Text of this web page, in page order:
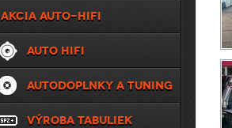
AKCIA AUTO-HIFI
AUTO HIFI
AUTODOPLNKY A TUNING
VÝROBA TABULIEK